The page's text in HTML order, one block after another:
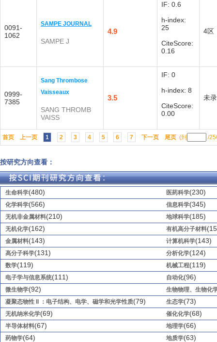
0091-
1062
SAMPE JOURNAL
SAMPE J
4.9
IF: 0.6
h-index:
25
CiteScore:
0.16
4区
0999-
7385
Sang Thrombose
Vaisseaux
SANG THROMB
VAISS
3.5
IF: 0
h-index: 8
CiteScore:
0.00
未录
首页 上一页 1 2 3 4 5 6 7 下一页 尾页 (到 /
按研究方向查看：
生命科学(480) 医药科学(230)
化学科学(566) 信息科学(345)
无机非金属材料(210) 地球科学(185)
无机化学(162) 有机高分子材料
金属材料(143) 计算机科学(143)
高分子科学(131) 分析化学(124)
数学(119) 机械工程(119)
电子学与信息系统(111) 自动化(96)
微生物学(92)
生物物理、生物化
凝聚态物性 II ：电子结构、电学、磁学和光学性质(79) 生态学(73)
无机纳米化学(69) 催化化学(68)
半导体材料(67) 地理学(66)
药物学(64) 地质学(63)